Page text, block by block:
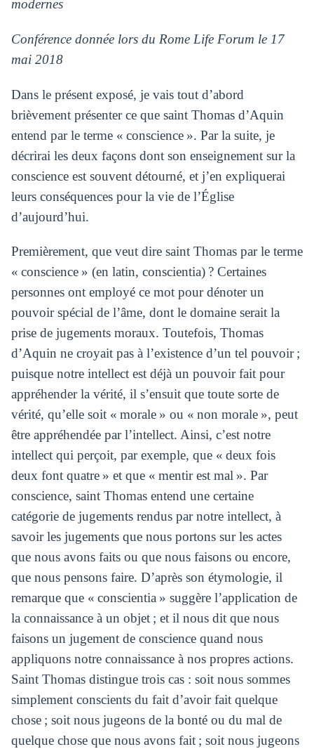
modernes
Conférence donnée lors du Rome Life Forum le 17
mai 2018
Dans le présent exposé, je vais tout d’abord
brièvement présenter ce que saint Thomas d’Aquin
entend par le terme « conscience ». Par la suite, je
décrirai les deux façons dont son enseignement sur la
conscience est souvent détourné, et j’en expliquerai
leurs conséquences pour la vie de l’Église
d’aujourd’hui.
Premièrement, que veut dire saint Thomas par le terme
« conscience » (en latin, conscientia) ? Certaines
personnes ont employé ce mot pour dénoter un
pouvoir spécial de l’âme, dont le domaine serait la
prise de jugements moraux. Toutefois, Thomas
d’Aquin ne croyait pas à l’existence d’un tel pouvoir ;
puisque notre intellect est déjà un pouvoir fait pour
appréhender la vérité, il s’ensuit que toute sorte de
vérité, qu’elle soit « morale » ou « non morale », peut
être appréhendée par l’intellect. Ainsi, c’est notre
intellect qui perçoit, par exemple, que « deux fois
deux font quatre » et que « mentir est mal ». Par
conscience, saint Thomas entend une certaine
catégorie de jugements rendus par notre intellect, à
savoir les jugements que nous portons sur les actes
que nous avons faits ou que nous faisons ou encore,
que nous pensons faire. D’après son étymologie, il
remarque que « conscientia » suggère l’application de
la connaissance à un objet ; et il nous dit que nous
faisons un jugement de conscience quand nous
appliquons notre connaissance à nos propres actions.
Saint Thomas distingue trois cas : soit nous sommes
simplement conscients du fait d’avoir fait quelque
chose ; soit nous jugeons de la bonté ou du mal de
quelque chose que nous avons fait ; soit nous jugeons